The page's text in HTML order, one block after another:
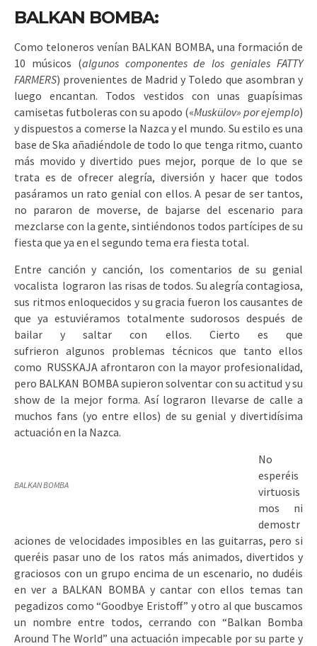
BALKAN BOMBA:
Como teloneros venían BALKAN BOMBA, una formación de
10 músicos (algunos componentes de los geniales FATTY
FARMERS) provenientes de Madrid y Toledo que asombran y
luego encantan. Todos vestidos con unas guapísimas
camisetas futboleras con su apodo («Muskülov» por ejemplo)
y dispuestos a comerse la Nazca y el mundo. Su estilo es una
base de Ska añadiéndole de todo lo que tenga ritmo, cuanto
más movido y divertido pues mejor, porque de lo que se
trata es de ofrecer alegría, diversión y hacer que todos
pasáramos un rato genial con ellos. A pesar de ser tantos,
no pararon de moverse, de bajarse del escenario para
mezclarse con la gente, sintiéndonos todos partícipes de su
fiesta que ya en el segundo tema era fiesta total.
Entre canción y canción, los comentarios de su genial
vocalista lograron las risas de todos. Su alegría contagiosa,
sus ritmos enloquecidos y su gracia fueron los causantes de
que ya estuviéramos totalmente sudorosos después de
bailar y saltar con ellos. Cierto es que
sufrieron algunos problemas técnicos que tanto ellos
como RUSSKAJA afrontaron con la mayor profesionalidad,
pero BALKAN BOMBA supieron solventar con su actitud y su
show de la mejor forma. Así lograron llevarse de calle a
muchos fans (yo entre ellos) de su genial y divertidísima
actuación en la Nazca.
BALKAN BOMBA
No
esperéis
virtuosis
mos ni
demostr
aciones de velocidades imposibles en las guitarras, pero si
queréis pasar uno de los ratos más animados, divertidos y
graciosos con un grupo encima de un escenario, no dudéis
en ver a BALKAN BOMBA y cantar con ellos temas tan
pegadizos como “Goodbye Eristoff” y otro al que buscamos
un nombre entre todos, cerrando con “Balkan Bomba
Around The World” una actuación impecable por su parte y